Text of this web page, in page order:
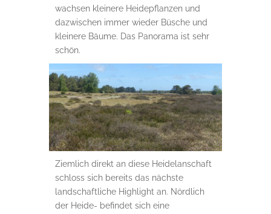
wachsen kleinere Heidepflanzen und
dazwischen immer wieder Büsche und
kleinere Bäume. Das Panorama ist sehr
schön.
Ziemlich direkt an diese Heidelanschaft
schloss sich bereits das nächste
landschaftliche Highlight an. Nördlich
der Heide- befindet sich eine